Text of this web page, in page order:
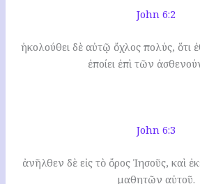
John 6:2
ἠκολούθει δὲ αὐτῷ ὄχλος πολύς, ὅτι
ἐποίει ἐπὶ τῶν
John 6:3
ἀνῆλθεν δὲ εἰς τὸ ὄρος Ἰησοῦς, καὶ
μαθητῶν αὐτοῦ.